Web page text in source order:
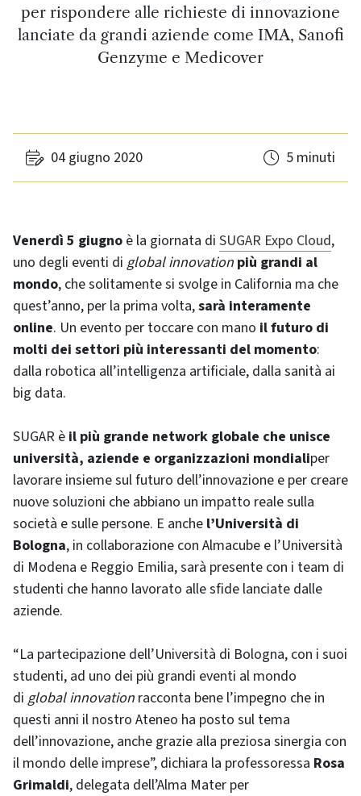
per rispondere alle richieste di innovazione
lanciate da grandi aziende come IMA, Sanofi
Genzyme e Medicover
04 giugno 2020 5 minuti
Venerdì 5 giugno è la giornata di SUGAR Expo Cloud,
uno degli eventi di global innovation più grandi al
mondo, che solitamente si svolge in California ma che
quest’anno, per la prima volta,sarà interamente
online. Un evento per toccare con mano il futuro di
molti dei settori più interessanti del momento:
dalla robotica all’intelligenza artificiale, dalla sanità ai
big data.
SUGAR è il più grande network globale che unisce
università, aziende e organizzazioni mondialiper
lavorare insieme sul futuro dell’innovazione e per creare
nuove soluzioni che abbiano un impatto reale sulla
società e sulle persone. E anche l’Università di
Bologna, in collaborazione con Almacube e l’Università
di Modena e Reggio Emilia, sarà presente con i team di
studenti che hanno lavorato alle sfide lanciate dalle
aziende.
“La partecipazione dell’Università di Bologna, con i suoi
studenti, ad uno dei più grandi eventi al mondo
di global innovation racconta bene l’impegno che in
questi anni il nostro Ateneo ha posto sul tema
dell’innovazione, anche grazie alla preziosa sinergia con
il mondo delle imprese”, dichiara la professoressa Rosa
Grimaldi, delegata dell’Alma Mater per